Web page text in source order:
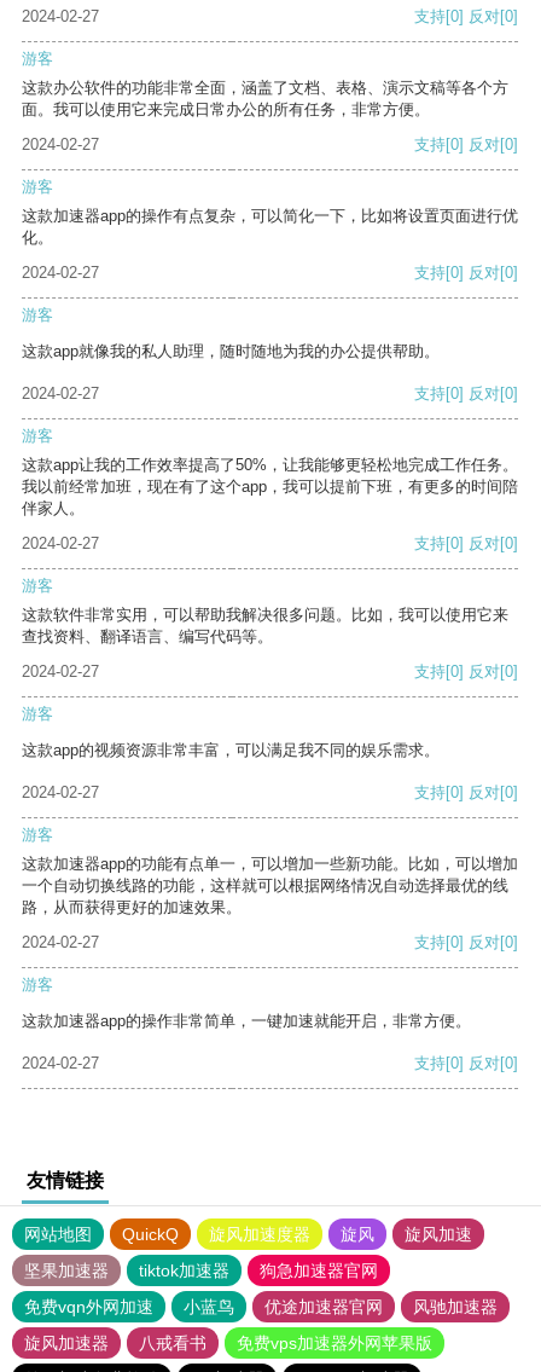
2024-02-27 支持[0] 反对[0]
游客
这款办公软件的功能非常全面，涵盖了文档、表格、演示文稿等各个方
面。我可以使用它来完成日常办公的所有任务，非常方便。
2024-02-27
支持[0] 反对[0]
游客
这款加速器app的操作有点复杂，可以简化一下，比如将设置页面进行优
化。
2024-02-27
支持[0] 反对[0]
游客
这款app就像我的私人助理，随时随地为我的办公提供帮助。
2024-02-27 支持[0] 反对[0]
游客
这款app让我的工作效率提高了50%，让我能够更轻松地完成工作任务。
我以前经常加班，现在有了这个app，我可以提前下班，有更多的时间陪
伴家人。
2024-02-27
支持[0] 反对[0]
游客
这款软件非常实用，可以帮助我解决很多问题。比如，我可以使用它来
查找资料、翻译语言、编写代码等。
2024-02-27
支持[0] 反对[0]
游客
这款app的视频资源非常丰富，可以满足我不同的娱乐需求。
2024-02-27 支持[0] 反对[0]
游客
这款加速器app的功能有点单一，可以增加一些新功能。比如，可以增加
一个自动切换线路的功能，这样就可以根据网络情况自动选择最优的线
路，从而获得更好的加速效果。
2024-02-27
支持[0] 反对[0]
游客
这款加速器app的操作非常简单，一键加速就能开启，非常方便。
2024-02-27 支持[0] 反对[0]
友情链接
网站地图 QuickQ 旋风加速度器 旋风
旋风加速
坚果加速器
tiktok加速器
狗急加速器官网
免费vqn外网加速
小蓝鸟 优途加速器官网
风驰加速器
旋风加速器
八戒看书
免费vps加速器外网苹果版